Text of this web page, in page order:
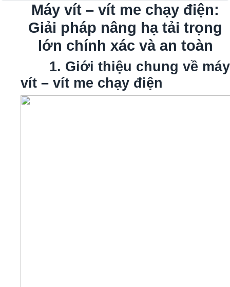
Máy vít – vít me chạy điện:
Giải pháp nâng hạ tải trọng
lớn chính xác và an toàn
1. Giới thiệu chung về máy
vít – vít me chạy điện